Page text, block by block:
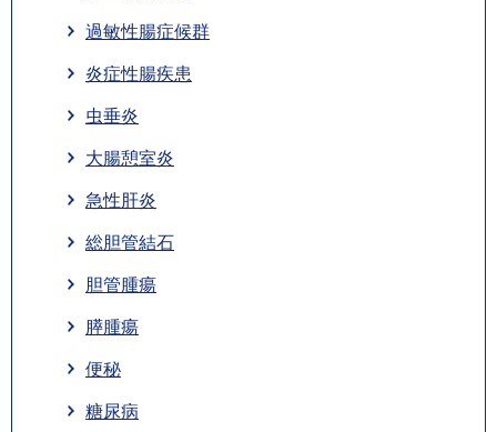
過敏性腸症候群
炎症性腸疾患
虫垂炎
大腸憩室炎
急性肝炎
総胆管結石
胆管腫瘍
膵腫瘍
便秘
糖尿病